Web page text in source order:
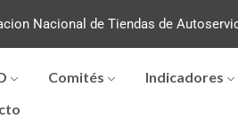
Nacional de Tiendas de
Comités Indicadores